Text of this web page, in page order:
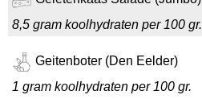
8,5 gram koolhydraten per 100 gr.
Geitenboter (Den Eelder)
1 gram koolhydraten per 100 gr.